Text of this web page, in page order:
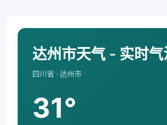
达州市天气 - 实时
四川省 · 达州市
31°